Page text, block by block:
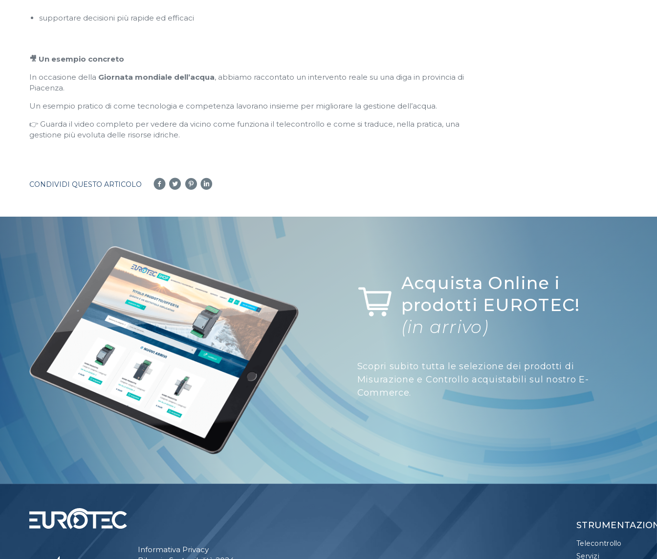
supportare decisioni più rapide ed efficaci
🎥 Un esempio concreto
In occasione della Giornata mondiale dell’acqua, abbiamo raccontato un intervento reale su una diga in provincia di
Piacenza.
Un esempio pratico di come tecnologia e competenza lavorano insieme per migliorare la gestione dell’acqua.
👉 Guarda il video completo per vedere da vicino come funziona il telecontrollo e come si traduce, nella pratica, una
gestione più evoluta delle risorse idriche.
CONDIVIDI QUESTO ARTICOLO
Acquista Online i
prodotti EUROTEC!
(in arrivo)
Scopri subito tutta le selezione dei prodotti di
Misurazione e Controllo acquistabili sul nostro E-
Commerce.
Informativa Privacy
Telecontrollo
Servizi